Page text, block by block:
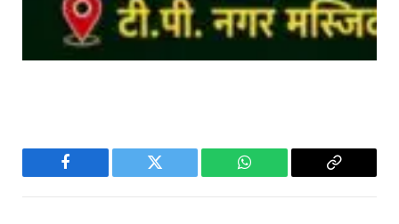
Facebook Twitter WhatsApp
Copy